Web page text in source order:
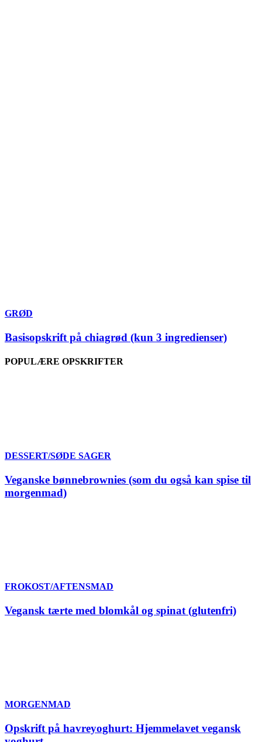
GRØD
Basisopskrift på chiagrød (kun 3 ingredienser)
POPULÆRE OPSKRIFTER
DESSERT/SØDE SAGER
Veganske bønnebrownies (som du også kan spise til
morgenmad)
FROKOST/AFTENSMAD
Vegansk tærte med blomkål og spinat (glutenfri)
MORGENMAD
Opskrift på havreyoghurt: Hjemmelavet vegansk